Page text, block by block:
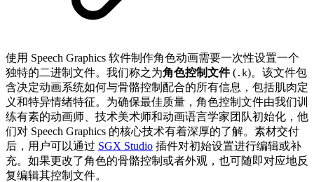
使用 Speech Graphics 软件制作角色动画需要一次性设置一个
独特的二进制文件。我们称之为角色控制文件( .k)。该文件包
含决定动画系统如何与骨骼控制配合的所有信息，包括肌肉定
义和特异情绪特征。为确保最佳质量，角色控制文件由我们训
练有素的动画师、技术美术师和动画语言学家团队初始化，他
们对 Speech Graphics 的核心技术有着深厚的了解。素材交付
后，用户可以通过 SGX Studio 插件对初始设置进行编辑或补
充。如果更改了角色的骨骼控制或者外观，也可随即对应地反
复编辑其控制文件。